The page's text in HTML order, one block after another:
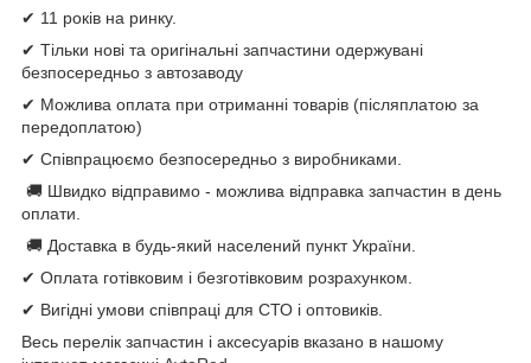
✔ 11 років на ринку.
✔ Тільки нові та оригінальні запчастини одержувані
безпосередньо з автозаводу
✔ Можлива оплата при отриманні товарів (післяплатою за
передоплатою)
✔ Співпрацюємо безпосередньо з виробниками.
🚚 Швидко відправимо - можлива відправка запчастин в день
оплати.
🚚 Доставка в будь-який населений пункт України.
✔ Оплата готівковим і безготівковим розрахунком.
✔ Вигідні умови співпраці для СТО і оптовиків.
Весь перелік запчастин і аксесуарів вказано в нашому